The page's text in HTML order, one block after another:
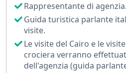
esperte in italiano.
Infine, ti sposterai a
giornate di puro relax tra
cristallino e resort con
snorkeling nella barriera
Rappresentante di agenzia.
Guida turistica parlante
visite.
Le visite del Cairo e le
crociera verranno
dell'agenzia (guida